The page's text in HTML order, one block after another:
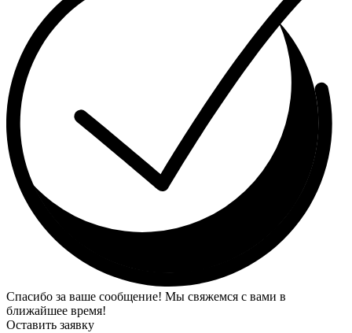
Спасибо за ваше сообщение! Мы свяжемся с вами в
ближайшее время!
Оставить заявку